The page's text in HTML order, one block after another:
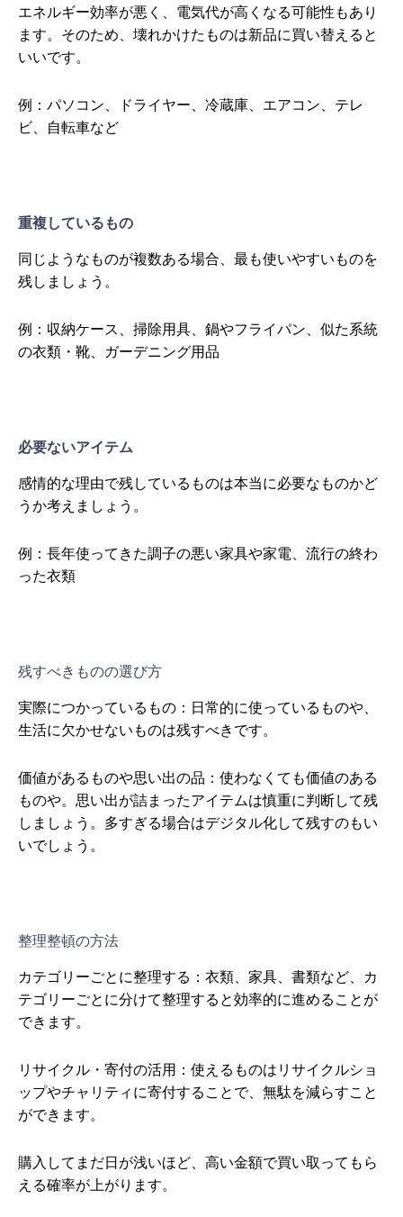
エネルギー効率が悪く、電気代が高くなる可能性もあり
ます。そのため、壊れかけたものは新品に買い替えると
いいです。
例：パソコン、ドライヤー、冷蔵庫、エアコン、テレ
ビ、自転車など
重複しているもの
同じようなものが複数ある場合、最も使いやすいものを
残しましょう。
例：収納ケース、掃除用具、鍋やフライパン、似た系統
の衣類・靴、ガーデニング用品
必要ないアイテム
感情的な理由で残しているものは本当に必要なものかど
うか考えましょう。
例：長年使ってきた調子の悪い家具や家電、流行の終わ
った衣類
残すべきものの選び方
実際につかっているもの：日常的に使っているものや、
生活に欠かせないものは残すべきです。
価値があるものや思い出の品：使わなくても価値のある
ものや。思い出が詰まったアイテムは慎重に判断して残
しましょう。多すぎる場合はデジタル化して残すのもい
いでしょう。
整理整頓の方法
カテゴリーごとに整理する：衣類、家具、書類など、カ
テゴリーごとに分けて整理すると効率的に進めることが
できます。
リサイクル・寄付の活用：使えるものはリサイクルショ
ップやチャリティに寄付することで、無駄を減らすこと
ができます。
購入してまだ日が浅いほど、高い金額で買い取ってもら
える確率が上がります。